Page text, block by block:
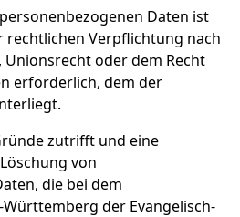
Daten ist
rechtlichen Verpflichtung nach
oder dem Recht
erforderlich, dem der
zutrifft und eine
von
die bei dem
der Evangelisch-